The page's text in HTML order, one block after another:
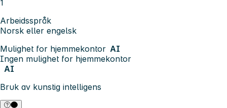
1
Arbeidsspråk
Norsk eller engelsk
Mulighet for hjemmekontor AI
Ingen mulighet for hjemmekontor
AI
Bruk av kunstig intelligens